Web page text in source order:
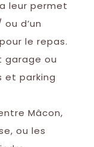
leur permet
d’un
le repas.
garage ou
et parking
Mâcon,
ou les